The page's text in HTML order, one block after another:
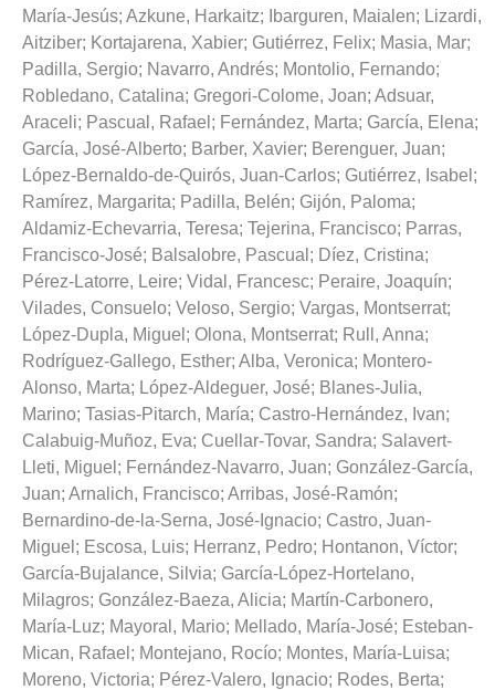
María-Jesús; Azkune, Harkaitz; Ibarguren, Maialen; Lizardi,
Aitziber; Kortajarena, Xabier; Gutiérrez, Felix; Masia, Mar;
Padilla, Sergio; Navarro, Andrés; Montolio, Fernando;
Robledano, Catalina; Gregori-Colome, Joan; Adsuar,
Araceli; Pascual, Rafael ; Fernández, Marta; García, Elena;
García, José-Alberto; Barber, Xavier; Berenguer, Juan;
López-Bernaldo-de-Quirós, Juan-Carlos; Gutiérrez, Isabel ;
Ramírez, Margarita; Padilla, Belén; Gijón, Paloma;
Aldamiz-Echevarria, Teresa; Tejerina, Francisco; Parras,
Francisco-José; Balsalobre, Pascual ; Díez, Cristina;
Pérez-Latorre, Leire; Vidal, Francesc; Peraire, Joaquín;
Vilades, Consuelo; Veloso, Sergio; Vargas, Montserrat;
López-Dupla, Miguel ; Olona, Montserrat; Rull, Anna;
Rodríguez-Gallego, Esther; Alba, Veronica; Montero-
Alonso, Marta; López-Aldeguer, José; Blanes-Julia,
Marino; Tasias-Pitarch, María; Castro-Hernández, Ivan;
Calabuig-Muñoz, Eva; Cuellar-Tovar, Sandra; Salavert-
Lleti, Miguel ; Fernández-Navarro, Juan; González-García,
Juan; Arnalich, Francisco; Arribas, José-Ramón;
Bernardino-de-la-Serna, José-Ignacio; Castro, Juan-
Miguel ; Escosa, Luis; Herranz, Pedro; Hontanon, Víctor;
García-Bujalance, Silvia; García-López-Hortelano,
Milagros; González-Baeza, Alicia; Martín-Carbonero,
María-Luz; Mayoral, Mario; Mellado, María-José; Esteban-
Mican, Rafael ; Montejano, Rocío; Montes, María-Luisa;
Moreno, Victoria; Pérez-Valero, Ignacio; Rodes, Berta;